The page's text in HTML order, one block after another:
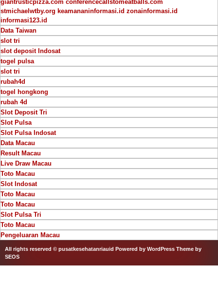
giantrusticpizza.com conferencecallstomeatballs.com
stmichaelwtby.org keamananinformasi.id zonainformasi.id
informasi123.id
Data Taiwan
slot tri
slot deposit Indosat
togel pulsa
slot tri
rubah4d
togel hongkong
rubah 4d
Slot Deposit Tri
Slot Pulsa
Slot Pulsa Indosat
Data Macau
Result Macau
Live Draw Macau
Toto Macau
Slot Indosat
Toto Macau
Toto Macau
Slot Pulsa Tri
Toto Macau
Pengeluaran Macau
All rights reserved © pusatkesehatanriauid Powered by WordPress Theme by
SEOS